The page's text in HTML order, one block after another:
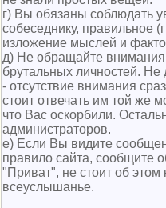
г) Вы обязаны соблюдать
собеседнику, правильное
изложение мыслей и
д) Не обращайте
брутальных личностей. Не
- отсутствие внимания
стоит отвечать им той же
что Вас оскорбили.
администраторов.
е) Если Вы видите
правило сайта, сообщите
"Приват", не стоит об
всеуслышанье.